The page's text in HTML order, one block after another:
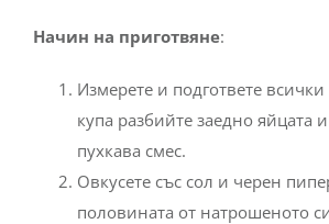
Начин на приготвяне:
Измерете и подгответе всички
купа разбийте заедно яйцата
пухкава смес.
Овкусете със сол и черен
половината от натрошеното